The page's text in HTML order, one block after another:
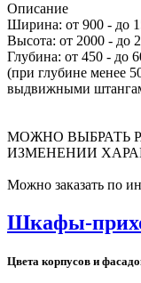
Описание
Ширина: от 900 - до
Высота: от 2000 - до
Глубина: от 450 - до
(при глубине менее
выдвижными
МОЖНО ВЫБРАТЬ
ИЗМЕНЕНИИ
Можно заказать по
Шкафы-
Цвета корпусов и